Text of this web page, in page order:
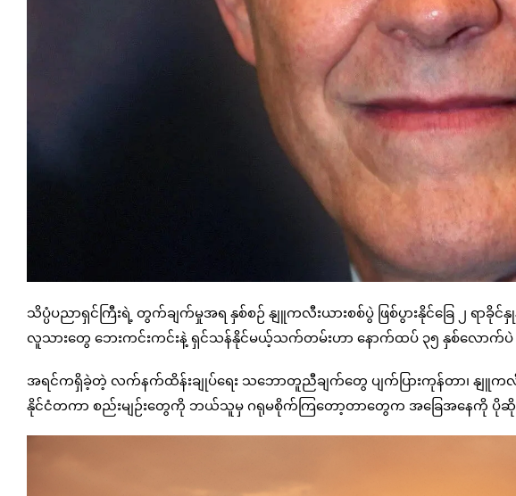
သိပ္ပံပညာရှင်ကြီးရဲ့ တွက်ချက်မှုအရ နှစ်စဉ် နျူကလီးယားစစ်ပွဲ ဖြစ်ပွားနိုင်ခြေ ၂ ရ
လူသားတွေ ဘေးကင်းကင်းနဲ့ ရှင်သန်နိုင်မယ့်သက်တမ်းဟာ နောက်ထပ် ၃၅ နှစ်လောက်ပဲ
အရင်ကရှိခဲ့တဲ့ လက်နက်ထိန်းချုပ်ရေး သဘောတူညီချက်တွေ ပျက်ပြားကုန်တာ၊ နျူက
နိုင်ငံတကာ စည်းမျဉ်းတွေကို ဘယ်သူမှ ဂရုမစိုက်ကြတော့တာတွေက အခြေအနေကို